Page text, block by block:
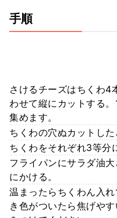
手順
さけるチーズはちくわ4
わせて縦にカットする
集めます。
ちくわの穴ぬカットした
ちくわをそれぞれ3等分
フライパンにサラダ油
にかける。
温まったらちくわん入
き色がついたら焦げや